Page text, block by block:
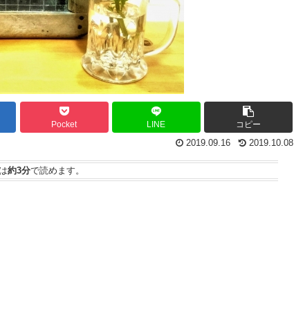
Pocket LINE
コピー
2019.10.08
2019.09.16
約3分で読めます。